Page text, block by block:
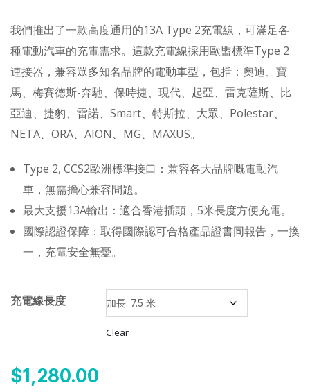
我們推出了一款高度通用的13A Type 2充電線，可滿足各
種電動汽車的充電需求。這款充電線採用歐盟標準Type 2
連接器，兼容眾多知名品牌的電動車型，包括：奧迪、寶
馬、梅賽德斯-奔馳、保時捷、現代、起亞、雷克薩斯、比
亞迪、捷豹、雷諾、Smart、特斯拉、大眾、Polestar、
NETA、ORA、AION、MG、MAXUS。
Type 2, CCS2歐洲標準接口：兼容各大品牌嘅電動汽
車，無需擔心兼容問題。
最大支援13A輸出：適合香港插頭，5米長度方便充電。
國際認證保障：取得國際認可合格產品證書同報告，一換
一，充電安全無憂。
充電線長度
Clear
$1,280.00